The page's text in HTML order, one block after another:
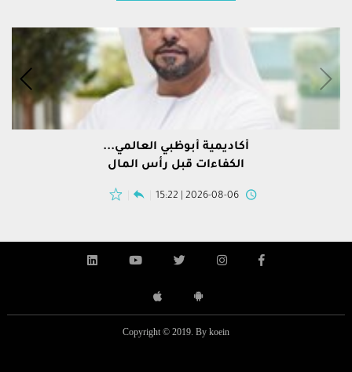
أكاديمية أبوظبي العالمي...
الكفاءات قبل رأس المال
2026-08-06 | 15:22
Copyright © 2019. By koein